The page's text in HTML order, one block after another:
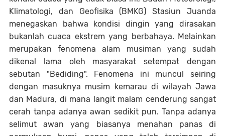
Klimatologi, dan Geofisika (BMKG) Stasiun Juanda
menegaskan bahwa kondisi dingin yang dirasakan
bukanlah cuaca ekstrem yang berbahaya. Melainkan
merupakan fenomena alam musiman yang sudah
dikenal lama oleh masyarakat setempat dengan
sebutan "Bediding". Fenomena ini muncul seiring
dengan masuknya musim kemarau di wilayah Jawa
dan Madura, di mana langit malam cenderung sangat
cerah tanpa adanya awan sedikit pun. Tanpa adanya
selimut awan yang biasanya menahan panas di